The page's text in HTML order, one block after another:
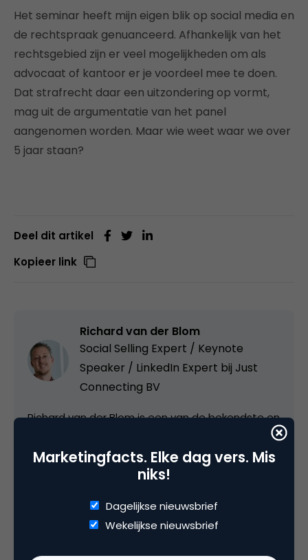
Het seminar heeft mijn eigen blik op social media en
de rechtspraak genuanceerd. Afhankelijk van het
rechtsgebied zijn er veel mogelijkheden om als
advocaat of kantoor er je voordeel mee te doen.
Dat strafrecht daar een uitzondering op vormt,
mag uit de argumentatie van het panel
aangenomen worden. Maar wie weet waar we over
5 jaar staan?
Deel dit artikel
Kopieer link
Richard van der Blom
Social Selling Expert / Keynote
Speaker / LinkedIn Expert bij Just
Connecting BV
Richard van der Blom is een van de bekendste en
van Nederland. Begonnen in 2009 heeft Richard in
binnen- en buitenland inmiddels meer dan 500(!)
en Marketing (www.justconnecting.nl). ✔ Lid van
een Europese denktank LinkedIn ✔ 3 jaar op rij
Marketingfacts. Elke dag vers. Mis
niks!
Dagelijkse nieuwsbrief
Wekelijkse nieuwsbrief